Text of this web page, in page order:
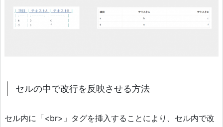
セルの中で改行を反映させる方法
セル内に「<br>」タグを挿入することにより、セル内で改